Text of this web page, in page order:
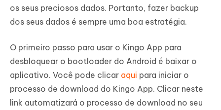
os seus preciosos dados. Portanto, fazer backup
dos seus dados é sempre uma boa estratégia.
O primeiro passo para usar o Kingo App para
desbloquear o bootloader do Android é baixar o
aplicativo. Você pode clicar aqui para iniciar o
processo de download do Kingo App. Clicar neste
link automatizará o processo de download no seu